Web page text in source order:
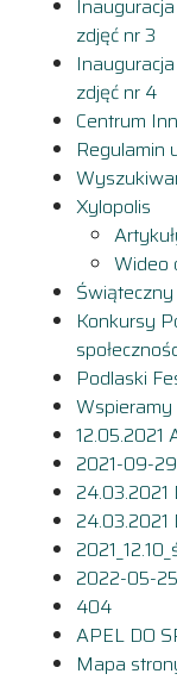
zdjęć nr 3
zdjęć nr 4
Centrum
Regulamin
Xylopolis
Wideo
Konkursy
Podlaski
12.05.2021
2021-09-
2022-05-
404
APEL DO
Mapa